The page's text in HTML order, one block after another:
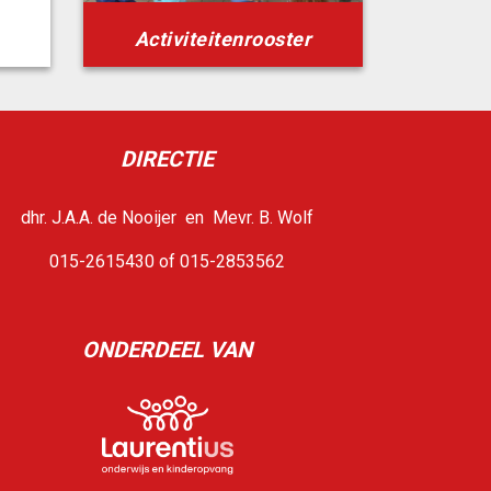
Activiteitenrooster
DIRECTIE
dhr. J.A.A. de Nooijer en Mevr. B. Wolf
015-2615430 of 015-2853562
ONDERDEEL VAN